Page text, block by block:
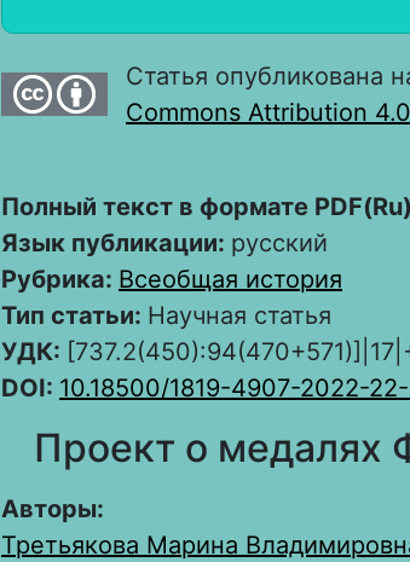
Статья опубликована
Commons Attribution
Полный текст в формате
Язык публикации: русский
Рубрика: Всеобщая история
Тип статьи: Научная статья
УДК:
DOI: 10.18500/1819-4907-2022-
Проект о медалях
Авторы:
Третьякова Марина